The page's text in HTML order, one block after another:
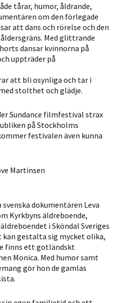
tårar, humor, åldrande,
om den förlegade
att dans och rörelse och den
Med glittrande
dansar kvinnorna på
uppträder på
att bli osynliga och tar i
stolthet och glädje.
Sundance filmfestival strax
på Stockholms
festivalen även kunna
Martinsen
dokumentären Leva
Kyrkbyns äldreboende,
i Sköndal Sveriges
gestalta sig mycket olika,
finns ett gotländskt
Monica. Med humor samt
gör hon de gamlas
uppbyggnad,
baserat på
hur hemsidan
används.
Upplevelse
hemsida ska
prestera så
bra som
Om du nekar
kommer viss
funktionalitet
att försvinna
från
hemsidan.